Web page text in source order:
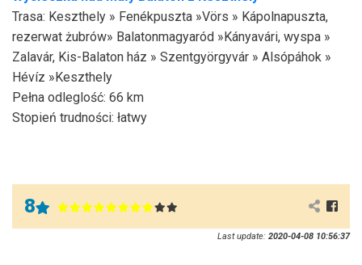
Trasa: Keszthely » Fenékpuszta »Vörs » Kápolnapuszta,
rezerwat żubrów» Balatonmagyaród »Kányavári, wyspa »
Zalavár, Kis-Balaton ház » Szentgyörgyvár » Alsópáhok »
Hévíz »Keszthely
Pełna odleglość: 66 km
Stopień trudności: łatwy
8
Last update: 2020-04-08 10:56:37